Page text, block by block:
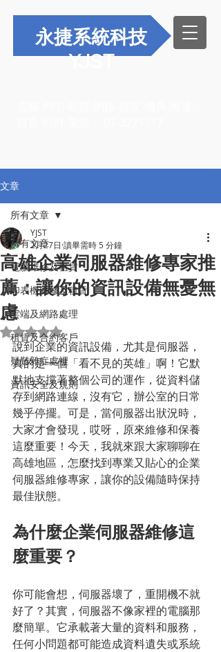
永捷系統科技
YJST
文章
所有文章
電腦維修及租賃
印表機維修及租賃
雲端及網路處理
租賃及合約客戶
疑難雜症處裡
資訊安全及規則
所有文章
高雄企業伺服器維修專家推
薦：讓你的資訊設備無憂無
慮
YJST
2月27日 讀畢需時 5 分鐘
評等為 NaN（最高為 5 顆星）。
說到企業的資訊設備，尤其是伺服器，
真的是一個「看不見的英雄」啊！它默
默地支撐著整個公司的運作，從資料儲
存到網路連線，沒有它，辦公室的日常
幾乎停擺。可是，當伺服器出狀況時，
大家才會發現，哎呀，原來維修和保養
這麼重要！今天，我就來跟大家聊聊在
高雄地區，怎麼找到專業又貼心的企業
伺服器維修專家，讓你的設備隨時保持
最佳狀態。
為什麼企業伺服器維修這
麼重要？
你可能會想，伺服器壞了，重開機不就
好了？其實，伺服器不像家裡的電腦那
麼簡單。它承載著大量的資料和服務，
任何小問題都可能造成資料遺失或系統